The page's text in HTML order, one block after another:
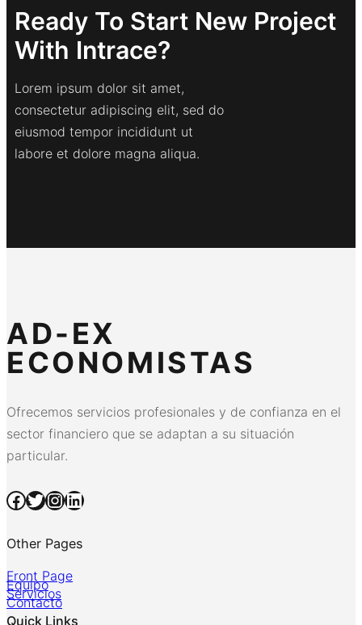
Ready To Start New Project
With Intrace?
Lorem ipsum dolor sit amet,
consectetur adipiscing elit, sed do
eiusmod tempor incididunt ut
labore et dolore magna aliqua.
AD-EX
ECONOMISTAS
Ofrecemos servicios profesionales y de confianza en el
sector financiero que se adaptan a su situación
particular.
Facebook Twitter InstagramLinkedIn
Other Pages
Front Page
Equipo
Servicios
Contacto
Quick Links